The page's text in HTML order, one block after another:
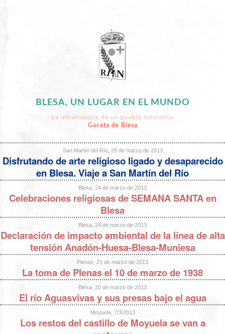
BLESA, UN LUGAR EN EL MUNDO
La intrahistoria de un pueblo turolense
Gaceta de Blesa
San Martín del Río, 29 de marzo de 2013
Disfrutando de arte religioso ligado y desaparecido
en Blesa. Viaje a San Martín del Río
Blesa, 24 de marzo de 2013
Celebraciones religiosas de SEMANA SANTA en
Blesa
Blesa, 24 de marzo de 2013
Declaración de impacto ambiental de la línea de alta
tensión Anadón-Huesa-Blesa-Muniesa
Plenas, 21 de marzo de 2013
La toma de Plenas el 10 de marzo de 1938
Blesa, 20 de marzo de 2013
El río Aguasvivas y sus presas bajo el agua
Moyuela, 7/3/2013
Los restos del castillo de Moyuela se van a